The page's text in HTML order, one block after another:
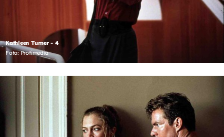
Kathleen Turner - 4
Foto: Profimedia